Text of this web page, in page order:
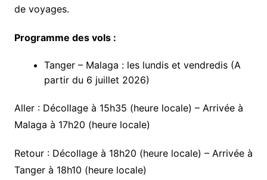
de voyages.
Programme des vols :
Tanger – Malaga : les lundis et vendredis (A
partir du 6 juillet 2026)
Aller : Décollage à 15h35 (heure locale) – Arrivée à
Malaga à 17h20 (heure locale)
Retour : Décollage à 18h20 (heure locale) – Arrivée à
Tanger à 18h10 (heure locale)